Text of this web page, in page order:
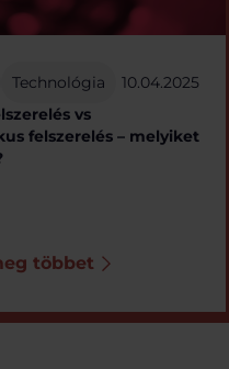
Technológia
10.04.2025
vs
felszerelés – melyiket
többet